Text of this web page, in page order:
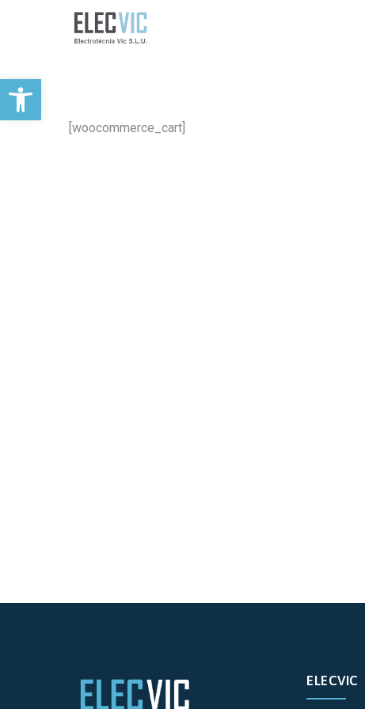
Obre la barra d'eines
[woocommerce_cart]
ELECVIC